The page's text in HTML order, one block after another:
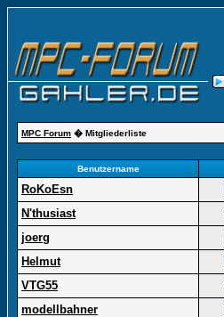
MPC Forum � Mitgliederliste
Benutzername
RoKoEsn
N'thusiast
joerg
Helmut
VTG55
modellbahner